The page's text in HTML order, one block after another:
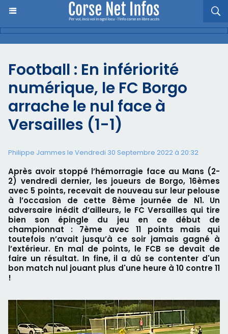
Football : En infériorité
numérique, le FC Borgo
arrache le nul face à
Versailles (1-1)
Philippe Jammes le Vendredi 30 Septembre 2022 à 20:32
Après avoir stoppé l’hémorragie face au Mans (2-
2) vendredi dernier, les joueurs de Borgo, 16èmes
avec 5 points, recevait de nouveau sur leur pelouse
à l’occasion de cette 8ème journée de N1. Un
adversaire inédit d’ailleurs, le FC Versailles qui tire
bien son épingle du jeu en ce début de
championnat : 7ème avec 11 points mais qui
toutefois n’avait jusqu’à ce soir jamais gagné à
l’extérieur. En mal de points, le FCB se devait de
faire un résultat. In fine, il a dû se contenter d'un
bon match nul jouant plus d'une heure à 10 contre 11
!